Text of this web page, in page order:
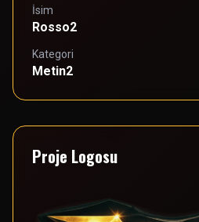
İsim
Rosso2
Kategori
Metin2
Proje Logosu